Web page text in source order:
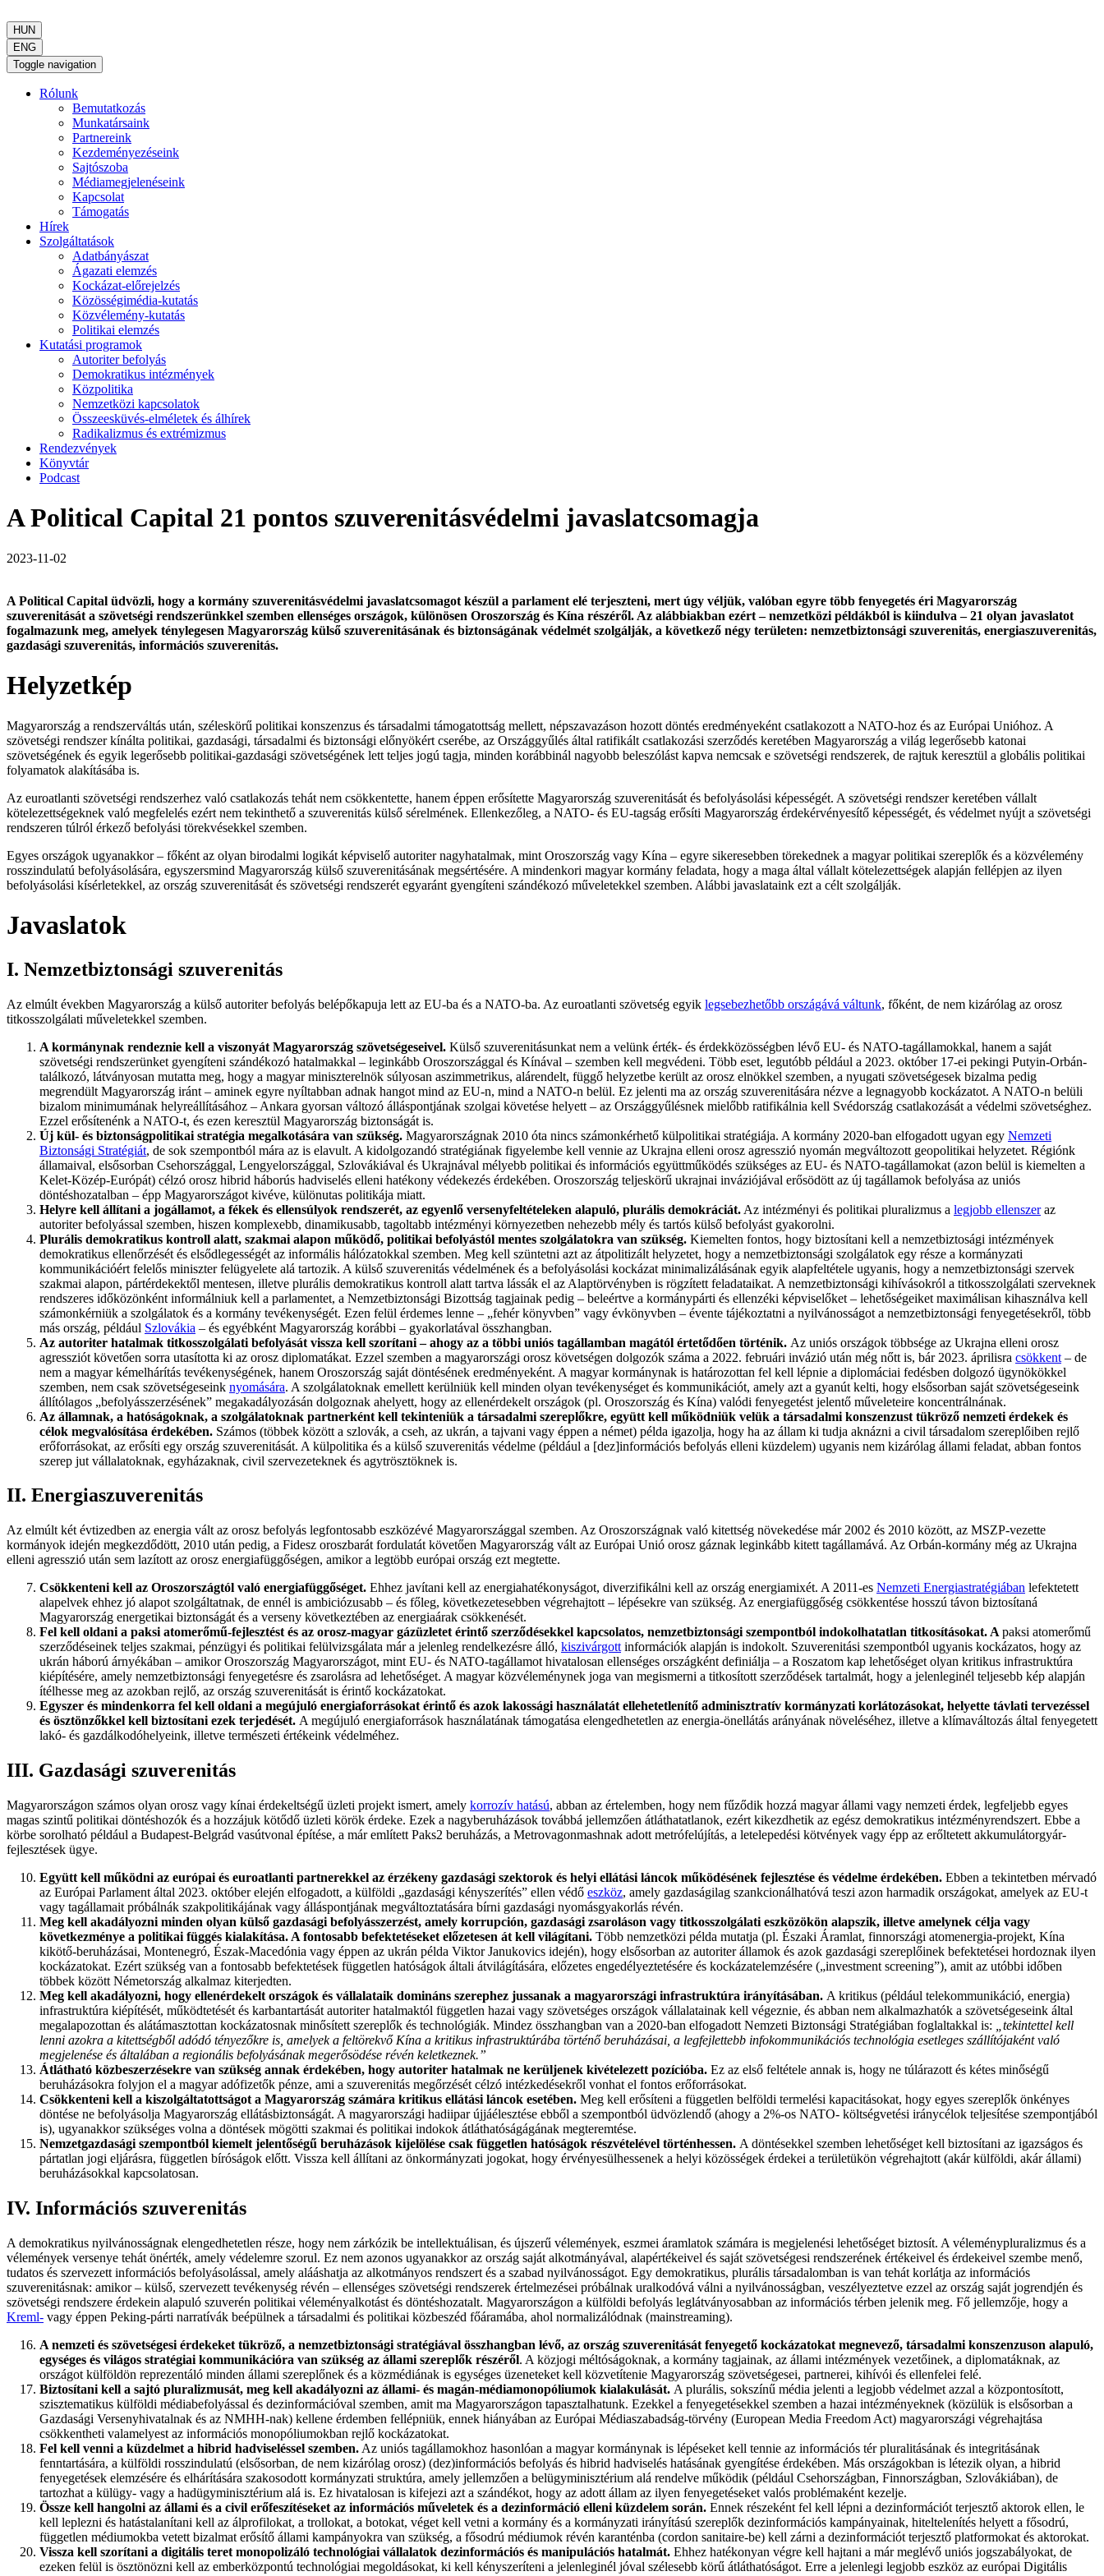
HUN
ENG
Toggle navigation
Rólunk
Bemutatkozás
Munkatársaink
Partnereink
Kezdeményezéseink
Sajtószoba
Médiamegjelenéseink
Kapcsolat
Támogatás
Hírek
Szolgáltatások
Adatbányászat
Ágazati elemzés
Kockázat-előrejelzés
Közösségimédia-kutatás
Közvélemény-kutatás
Politikai elemzés
Kutatási programok
Autoriter befolyás
Demokratikus intézmények
Közpolitika
Nemzetközi kapcsolatok
Összeesküvés-elméletek és álhírek
Radikalizmus és extrémizmus
Rendezvények
Könyvtár
Podcast
A Political Capital 21 pontos szuverenitásvédelmi javaslatcsomagja
2023-11-02
A Political Capital üdvözli, hogy a kormány szuverenitásvédelmi javaslatcsomagot készül a parlament elé terjeszteni, mert úgy véljük, valóban egyre több fenyegetés éri Magyarország
szuverenitását a szövetségi rendszerünkkel szemben ellenséges országok, különösen Oroszország és Kína részéről. Az alábbiakban ezért – nemzetközi példákból is kiindulva – 21 olyan javaslatot
fogalmazunk meg, amelyek ténylegesen Magyarország külső szuverenitásának és biztonságának védelmét szolgálják, a következő négy területen: nemzetbiztonsági szuverenitás, energiaszuverenitás,
gazdasági szuverenitás, információs szuverenitás.
Helyzetkép
Magyarország a rendszerváltás után, széleskörű politikai konszenzus és társadalmi támogatottság mellett, népszavazáson hozott döntés eredményeként csatlakozott a NATO-hoz és az Európai Unióhoz. A
szövetségi rendszer kínálta politikai, gazdasági, társadalmi és biztonsági előnyökért cserébe, az Országgyűlés által ratifikált csatlakozási szerződés keretében Magyarország a világ legerősebb katonai
szövetségének és egyik legerősebb politikai-gazdasági szövetségének lett teljes jogú tagja, minden korábbinál nagyobb beleszólást kapva nemcsak e szövetségi rendszerek, de rajtuk keresztül a globális politikai
folyamatok alakításába is.
Az euroatlanti szövetségi rendszerhez való csatlakozás tehát nem csökkentette, hanem éppen erősítette Magyarország szuverenitását és befolyásolási képességét. A szövetségi rendszer keretében vállalt
kötelezettségeknek való megfelelés ezért nem tekinthető a szuverenitás külső sérelmének. Ellenkezőleg, a NATO- és EU-tagság erősíti Magyarország érdekérvényesítő képességét, és védelmet nyújt a szövetségi
rendszeren túlról érkező befolyási törekvésekkel szemben.
Egyes országok ugyanakkor – főként az olyan birodalmi logikát képviselő autoriter nagyhatalmak, mint Oroszország vagy Kína – egyre sikeresebben törekednek a magyar politikai szereplők és a közvélemény
rosszindulatú befolyásolására, egyszersmind Magyarország külső szuverenitásának megsértésére. A mindenkori magyar kormány feladata, hogy a maga által vállalt kötelezettségek alapján fellépjen az ilyen
befolyásolási kísérletekkel, az ország szuverenitását és szövetségi rendszerét egyaránt gyengíteni szándékozó műveletekkel szemben. Alábbi javaslataink ezt a célt szolgálják.
Javaslatok
I. Nemzetbiztonsági szuverenitás
Az elmúlt években Magyarország a külső autoriter befolyás belépőkapuja lett az EU-ba és a NATO-ba. Az euroatlanti szövetség egyik legsebezhetőbb országává váltunk, főként, de nem kizárólag az orosz
titkosszolgálati műveletekkel szemben.
A kormánynak rendeznie kell a viszonyát Magyarország szövetségeseivel. Külső szuverenitásunkat nem a velünk érték- és érdekközösségben lévő EU- és NATO-tagállamokkal, hanem a saját
szövetségi rendszerünket gyengíteni szándékozó hatalmakkal – leginkább Oroszországgal és Kínával – szemben kell megvédeni. Több eset, legutóbb például a 2023. október 17-ei pekingi Putyin-Orbán-
találkozó, látványosan mutatta meg, hogy a magyar miniszterelnök súlyosan aszimmetrikus, alárendelt, függő helyzetbe került az orosz elnökkel szemben, a nyugati szövetségesek bizalma pedig
megrendült Magyarország iránt – aminek egyre nyíltabban adnak hangot mind az EU-n, mind a NATO-n belül. Ez jelenti ma az ország szuverenitására nézve a legnagyobb kockázatot. A NATO-n belüli
bizalom minimumának helyreállításához – Ankara gyorsan változó álláspontjának szolgai követése helyett – az Országgyűlésnek mielőbb ratifikálnia kell Svédország csatlakozását a védelmi szövetséghez.
Ezzel erősítenénk a NATO-t, és ezen keresztül Magyarország biztonságát is.
Új kül- és biztonságpolitikai stratégia megalkotására van szükség. Magyarországnak 2010 óta nincs számonkérhető külpolitikai stratégiája. A kormány 2020-ban elfogadott ugyan egy Nemzeti
Biztonsági Stratégiát, de sok szempontból mára az is elavult. A kidolgozandó stratégiának figyelembe kell vennie az Ukrajna elleni orosz agresszió nyomán megváltozott geopolitikai helyzetet. Régiónk
államaival, elsősorban Csehországgal, Lengyelországgal, Szlovákiával és Ukrajnával mélyebb politikai és információs együttműködés szükséges az EU- és NATO-tagállamokat (azon belül is kiemelten a
Kelet-Közép-Európát) célzó orosz hibrid háborús hadviselés elleni hatékony védekezés érdekében. Oroszország teljeskörű ukrajnai inváziójával erősödött az új tagállamok befolyása az uniós
döntéshozatalban – épp Magyarországot kivéve, különutas politikája miatt.
Helyre kell állítani a jogállamot, a fékek és ellensúlyok rendszerét, az egyenlő versenyfeltételeken alapuló, plurális demokráciát. Az intézményi és politikai pluralizmus a legjobb ellenszeraz
autoriter befolyással szemben, hiszen komplexebb, dinamikusabb, tagoltabb intézményi környezetben nehezebb mély és tartós külső befolyást gyakorolni.
Plurális demokratikus kontroll alatt, szakmai alapon működő, politikai befolyástól mentes szolgálatokra van szükség. Kiemelten fontos, hogy biztosítani kell a nemzetbiztosági intézmények
demokratikus ellenőrzését és elsődlegességét az informális hálózatokkal szemben. Meg kell szüntetni azt az átpolitizált helyzetet, hogy a nemzetbiztonsági szolgálatok egy része a kormányzati
kommunikációért felelős miniszter felügyelete alá tartozik. A külső szuverenitás védelmének és a befolyásolási kockázat minimalizálásának egyik alapfeltétele ugyanis, hogy a nemzetbiztonsági szervek
szakmai alapon, pártérdekektől mentesen, illetve plurális demokratikus kontroll alatt tartva lássák el az Alaptörvényben is rögzített feladataikat. A nemzetbiztonsági kihívásokról a titkosszolgálati szerveknek
rendszeres időközönként informálniuk kell a parlamentet, a Nemzetbiztonsági Bizottság tagjainak pedig – beleértve a kormánypárti és ellenzéki képviselőket – lehetőségeiket maximálisan kihasználva kell
számonkérniük a szolgálatok és a kormány tevékenységét. Ezen felül érdemes lenne – „fehér könyvben” vagy évkönyvben – évente tájékoztatni a nyilvánosságot a nemzetbiztonsági fenyegetésekről, több
más ország, például Szlovákia – és egyébként Magyarország korábbi – gyakorlatával összhangban.
Az autoriter hatalmak titkosszolgálati befolyását vissza kell szorítani – ahogy az a többi uniós tagállamban magától értetődően történik. Az uniós országok többsége az Ukrajna elleni orosz
agressziót követően sorra utasította ki az orosz diplomatákat. Ezzel szemben a magyarországi orosz követségen dolgozók száma a 2022. februári invázió után még nőtt is, bár 2023. áprilisra csökkent – de
nem a magyar kémelhárítás tevékenységének, hanem Oroszország saját döntésének eredményeként. A magyar kormánynak is határozottan fel kell lépnie a diplomáciai fedésben dolgozó ügynökökkel
szemben, nem csak szövetségeseink nyomására. A szolgálatoknak emellett kerülniük kell minden olyan tevékenységet és kommunikációt, amely azt a gyanút kelti, hogy elsősorban saját szövetségeseink
állítólagos „befolyásszerzésének” megakadályozásán dolgoznak ahelyett, hogy az ellenérdekelt országok (pl. Oroszország és Kína) valódi fenyegetést jelentő műveleteire koncentrálnának.
Az államnak, a hatóságoknak, a szolgálatoknak partnerként kell tekinteniük a társadalmi szereplőkre, együtt kell működniük velük a társadalmi konszenzust tükröző nemzeti érdekek és
célok megvalósítása érdekében. Számos (többek között a szlovák, a cseh, az ukrán, a tajvani vagy éppen a német) példa igazolja, hogy ha az állam ki tudja aknázni a civil társadalom szereplőiben rejlő
erőforrásokat, az erősíti egy ország szuverenitását. A külpolitika és a külső szuverenitás védelme (például a [dez]információs befolyás elleni küzdelem) ugyanis nem kizárólag állami feladat, abban fontos
szerep jut vállalatoknak, egyházaknak, civil szervezeteknek és agytrösztöknek is.
II. Energiaszuverenitás
Az elmúlt két évtizedben az energia vált az orosz befolyás legfontosabb eszközévé Magyarországgal szemben. Az Oroszországnak való kitettség növekedése már 2002 és 2010 között, az MSZP-vezette
kormányok idején megkezdődött, 2010 után pedig, a Fidesz oroszbarát fordulatát követően Magyarország vált az Európai Unió orosz gáznak leginkább kitett tagállamává. Az Orbán-kormány még az Ukrajna
elleni agresszió után sem lazított az orosz energiafüggőségen, amikor a legtöbb európai ország ezt megtette.
Csökkenteni kell az Oroszországtól való energiafüggőséget. Ehhez javítani kell az energiahatékonyságot, diverzifikálni kell az ország energiamixét. A 2011-es Nemzeti Energiastratégiában lefektetett
alapelvek ehhez jó alapot szolgáltatnak, de ennél is ambiciózusabb – és főleg, következetesebben végrehajtott – lépésekre van szükség. Az energiafüggőség csökkentése hosszú távon biztosítaná
Magyarország energetikai biztonságát és a verseny következtében az energiaárak csökkenését.
Fel kell oldani a paksi atomerőmű-fejlesztést és az orosz-magyar gázüzletet érintő szerződésekkel kapcsolatos, nemzetbiztonsági szempontból indokolhatatlan titkosításokat. A paksi atomerőmű
szerződéseinek teljes szakmai, pénzügyi és politikai felülvizsgálata már a jelenleg rendelkezésre álló, kiszivárgott információk alapján is indokolt. Szuverenitási szempontból ugyanis kockázatos, hogy az
ukrán háború árnyékában – amikor Oroszország Magyarországot, mint EU- és NATO-tagállamot hivatalosan ellenséges országként definiálja – a Roszatom kap lehetőséget olyan kritikus infrastruktúra
kiépítésére, amely nemzetbiztonsági fenyegetésre és zsarolásra ad lehetőséget. A magyar közvéleménynek joga van megismerni a titkosított szerződések tartalmát, hogy a jelenleginél teljesebb kép alapján
ítélhesse meg az azokban rejlő, az ország szuverenitását is érintő kockázatokat.
Egyszer és mindenkorra fel kell oldani a megújuló energiaforrásokat érintő és azok lakossági használatát ellehetetlenítő adminisztratív kormányzati korlátozásokat, helyette távlati tervezéssel
és ösztönzőkkel kell biztosítani ezek terjedését. A megújuló energiaforrások használatának támogatása elengedhetetlen az energia-önellátás arányának növeléséhez, illetve a klímaváltozás által fenyegetett
lakó- és gazdálkodóhelyeink, illetve természeti értékeink védelméhez.
III. Gazdasági szuverenitás
Magyarországon számos olyan orosz vagy kínai érdekeltségű üzleti projekt ismert, amely korrozív hatású, abban az értelemben, hogy nem fűződik hozzá magyar állami vagy nemzeti érdek, legfeljebb egyes
magas szintű politikai döntéshozók és a hozzájuk kötődő üzleti körök érdeke. Ezek a nagyberuházások továbbá jellemzően átláthatatlanok, ezért kikezdhetik az egész demokratikus intézményrendszert. Ebbe a
körbe sorolható például a Budapest-Belgrád vasútvonal építése, a már említett Paks2 beruházás, a Metrovagonmashnak adott metrófelújítás, a letelepedési kötvények vagy épp az erőltetett akkumulátorgyár-
fejlesztések ügye.
Együtt kell működni az európai és euroatlanti partnerekkel az érzékeny gazdasági szektorok és helyi ellátási láncok működésének fejlesztése és védelme érdekében. Ebben a tekintetben mérvadó
az Európai Parlament által 2023. október elején elfogadott, a külföldi „gazdasági kényszerítés” ellen védő eszköz, amely gazdaságilag szankcionálhatóvá teszi azon harmadik országokat, amelyek az EU-t
vagy tagállamait próbálnák szakpolitikájának vagy álláspontjának megváltoztatására bírni gazdasági nyomásgyakorlás révén.
Meg kell akadályozni minden olyan külső gazdasági befolyásszerzést, amely korrupción, gazdasági zsaroláson vagy titkosszolgálati eszközökön alapszik, illetve amelynek célja vagy
következménye a politikai függés kialakítása. A fontosabb befektetéseket előzetesen át kell világítani. Több nemzetközi példa mutatja (pl. Északi Áramlat, finnországi atomenergia-projekt, Kína
kikötő-beruházásai, Montenegró, Észak-Macedónia vagy éppen az ukrán példa Viktor Janukovics idején), hogy elsősorban az autoriter államok és azok gazdasági szereplőinek befektetései hordoznak ilyen
kockázatokat. Ezért szükség van a fontosabb befektetések független hatóságok általi átvilágítására, előzetes engedélyeztetésére és kockázatelemzésére („investment screening”), amit az utóbbi időben
többek között Németország alkalmaz kiterjedten.
Meg kell akadályozni, hogy ellenérdekelt országok és vállalataik domináns szerephez jussanak a magyarországi infrastruktúra irányításában. A kritikus (például telekommunikáció, energia)
infrastruktúra kiépítését, működtetését és karbantartását autoriter hatalmaktól független hazai vagy szövetséges országok vállalatainak kell végeznie, és abban nem alkalmazhatók a szövetségeseink által
megalapozottan és alátámasztottan kockázatosnak minősített szereplők és technológiák. Mindez összhangban van a 2020-ban elfogadott Nemzeti Biztonsági Stratégiában foglaltakkal is:
„tekintettel kell
lenni azokra a kitettségből adódó tényezőkre is, amelyek a feltörekvő Kína a kritikus infrastruktúrába történő beruházásai, a legfejlettebb infokommunikációs technológia esetleges szállítójaként való
megjelenése és általában a regionális befolyásának megerősödése révén keletkeznek.”
Átlátható közbeszerzésekre van szükség annak érdekében, hogy autoriter hatalmak ne kerüljenek kivételezett pozícióba. Ez az első feltétele annak is, hogy ne túlárazott és kétes minőségű
beruházásokra folyjon el a magyar adófizetők pénze, ami a szuverenitás megőrzését célzó intézkedésekről vonhat el fontos erőforrásokat.
Csökkenteni kell a kiszolgáltatottságot a Magyarország számára kritikus ellátási láncok esetében. Meg kell erősíteni a független belföldi termelési kapacitásokat, hogy egyes szereplők önkényes
döntése ne befolyásolja Magyarország ellátásbiztonságát. A magyarországi hadiipar újjáélesztése ebből a szempontból üdvözlendő (ahogy a 2%-os NATO- költségvetési iránycélok teljesítése szempontjából
is), ugyanakkor szükséges volna a döntések mögötti szakmai és politikai indokok átláthatóságágának megteremtése.
Nemzetgazdasági szempontból kiemelt jelentőségű beruházások kijelölése csak független hatóságok részvételével történhessen. A döntésekkel szemben lehetőséget kell biztosítani az igazságos és
pártatlan jogi eljárásra, független bíróságok előtt. Vissza kell állítani az önkormányzati jogokat, hogy érvényesülhessenek a helyi közösségek érdekei a területükön végrehajtott (akár külföldi, akár állami)
beruházásokkal kapcsolatosan.
IV. Információs szuverenitás
A demokratikus nyilvánosságnak elengedhetetlen része, hogy nem zárkózik be intellektuálisan, és újszerű vélemények, eszmei áramlatok számára is megjelenési lehetőséget biztosít. A véleménypluralizmus és a
vélemények versenye tehát önérték, amely védelemre szorul. Ez nem azonos ugyanakkor az ország saját alkotmányával, alapértékeivel és saját szövetségesi rendszerének értékeivel és érdekeivel szembe menő,
tudatos és szervezett információs befolyásolással, amely alááshatja az alkotmányos rendszert és a szabad nyilvánosságot. Egy demokratikus, plurális társadalomban is van tehát korlátja az információs
szuverenitásnak: amikor – külső, szervezett tevékenység révén – ellenséges szövetségi rendszerek értelmezései próbálnak uralkodóvá válni a nyilvánosságban, veszélyeztetve ezzel az ország saját jogrendjén és
szövetségi rendszere érdekein alapuló szuverén politikai véleményalkotást és döntéshozatalt. Magyarországon a külföldi befolyás leglátványosabban az információs térben jelenik meg. Fő jellemzője, hogy a
Kreml- vagy éppen Peking-párti narratívák beépülnek a társadalmi és politikai közbeszéd főáramába, ahol normalizálódnak (mainstreaming).
A nemzeti és szövetségesi érdekeket tükröző, a nemzetbiztonsági stratégiával összhangban lévő, az ország szuverenitását fenyegető kockázatokat megnevező, társadalmi konszenzuson alapuló,
egységes és világos stratégiai kommunikációra van szükség az állami szereplők részéről. A közjogi méltóságoknak, a kormány tagjainak, az állami intézmények vezetőinek, a diplomatáknak, az
országot külföldön reprezentáló minden állami szereplőnek és a közmédiának is egységes üzeneteket kell közvetítenie Magyarország szövetségesei, partnerei, kihívói és ellenfelei felé.
Biztosítani kell a sajtó pluralizmusát, meg kell akadályozni az állami- és magán-médiamonopóliumok kialakulását. A plurális, sokszínű média jelenti a legjobb védelmet azzal a központosított,
szisztematikus külföldi médiabefolyással és dezinformációval szemben, amit ma Magyarországon tapasztalhatunk. Ezekkel a fenyegetésekkel szemben a hazai intézményeknek (közülük is elsősorban a
Gazdasági Versenyhivatalnak és az NMHH-nak) kellene érdemben fellépniük, ennek hiányában az Európai Médiaszabadság-törvény (European Media Freedom Act) magyarországi végrehajtása
csökkentheti valamelyest az információs monopóliumokban rejlő kockázatokat.
Fel kell venni a küzdelmet a hibrid hadviseléssel szemben. Az uniós tagállamokhoz hasonlóan a magyar kormánynak is lépéseket kell tennie az információs tér pluralitásának és integritásának
fenntartására, a külföldi rosszindulatú (elsősorban, de nem kizárólag orosz) (dez)információs befolyás és hibrid hadviselés hatásának gyengítése érdekében. Más országokban is létezik olyan, a hibrid
fenyegetések elemzésére és elhárítására szakosodott kormányzati struktúra, amely jellemzően a belügyminisztérium alá rendelve működik (például Csehországban, Finnországban, Szlovákiában), de
tartozhat a külügy- vagy a hadügyminisztérium alá is. Ez hivatalosan is kifejezi azt a szándékot, hogy az adott állam az ilyen fenyegetéseket valós problémaként kezelje.
Össze kell hangolni az állami és a civil erőfeszítéseket az információs műveletek és a dezinformáció elleni küzdelem során. Ennek részeként fel kell lépni a dezinformációt terjesztő aktorok ellen, le
kell leplezni és hatástalanítani kell az álprofilokat, a trollokat, a botokat, véget kell vetni a kormány és a kormányzati irányítású szereplők dezinformációs kampányainak, hiteltelenítés helyett a fősodrú,
független médiumokba vetett bizalmat erősítő állami kampányokra van szükség, a fősodrú médiumok révén karanténba (cordon sanitaire-be) kell zárni a dezinformációt terjesztő platformokat és aktorokat.
Vissza kell szorítani a digitális teret monopolizáló technológiai vállalatok dezinformációs és manipulációs hatalmát. Ehhez hatékonyan végre kell hajtani a már meglévő uniós jogszabályokat, de
ezeken felül is ösztönözni kell az emberközpontú technológiai megoldásokat, ki kell kényszeríteni a jelenleginél jóval szélesebb körű átláthatóságot. Erre a jelenlegi legjobb eszköz az európai Digitális